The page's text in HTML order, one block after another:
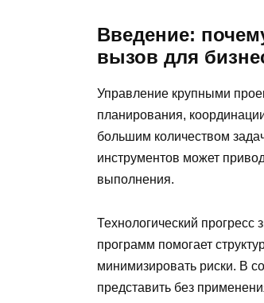
Введение:
вызов для
Управление крупными
планирования,
большим количеством
инструментов может
выполнения.
Технологический прогресс
программ помогает
минимизировать риски. В
представить без